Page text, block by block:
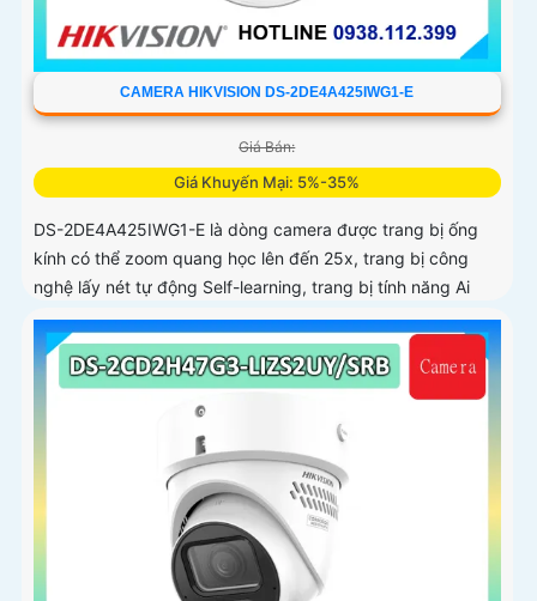
CAMERA HIKVISION DS-2DE4A425IWG1-E
Giá Bán:
Giá Khuyến Mại: 5%-35%
DS-2DE4A425IWG1-E là dòng camera được trang bị ống
kính có thể zoom quang học lên đến 25x, trang bị công
nghệ lấy nét tự động Self-learning, trang bị tính năng Ai
nhận diện chính xác tích hợp AcuSearch khi kết hợp chung
với đầu ghi hình, nhìn ban đêm bằng hồng ngoại 50m